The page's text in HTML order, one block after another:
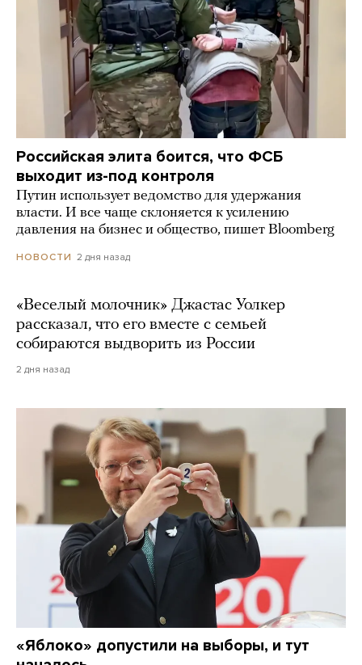
Российская элита боится, что ФСБ
выходит из-под контроля
Путин использует ведомство для удержания
власти. И все чаще склоняется к усилению
давления на бизнес и общество, пишет Bloomberg
НОВОСТИ 2 дня назад
«Веселый молочник» Джастас Уолкер
рассказал, что его вместе с семьей
собираются выдворить из России
2 дня назад
«Яблоко» допустили на выборы, и тут